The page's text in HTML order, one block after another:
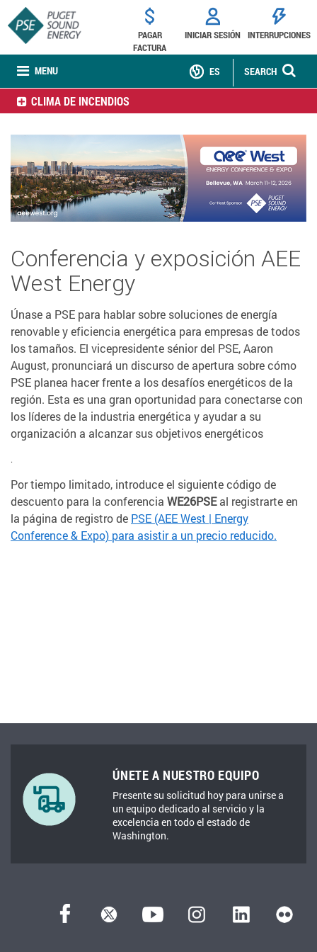
MENU
PAGAR
FACTURA
INICIAR SESIÓN INTERRUPCIONES
SEARCH
ES
CLIMA DE INCENDIOS
Conferencia y exposición AEE
West Energy
Únase a PSE para hablar sobre soluciones de energía
renovable y eficiencia energética para empresas de todos
los tamaños. El vicepresidente sénior del PSE, Aaron
August, pronunciará un discurso de apertura sobre cómo
PSE planea hacer frente a los desafíos energéticos de la
región. Esta es una gran oportunidad para conectarse con
los líderes de la industria energética y ayudar a su
organización a alcanzar sus objetivos energéticos
.
Por tiempo limitado, introduce el siguiente código de
descuento para la conferencia WE26PSEal registrarte en
la página de registro de PSE (AEE West | Energy
Conference & Expo) para asistir a un precio reducido.
ÚNETE A NUESTRO EQUIPO
Presente su solicitud hoy para unirse a
un equipo dedicado al servicio y la
excelencia en todo el estado de
Washington.